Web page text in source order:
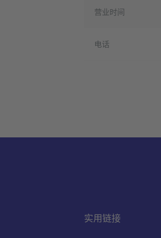
营业时间
电话
实用链接